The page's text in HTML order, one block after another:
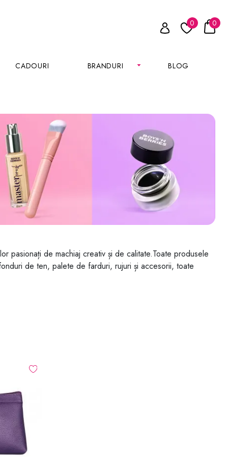
0 0
CADOURI BRANDURI BLOG
pasionați de machiaj creativ și de calitate.Toate produsele
de ten, palete de farduri, rujuri și accesorii, toate